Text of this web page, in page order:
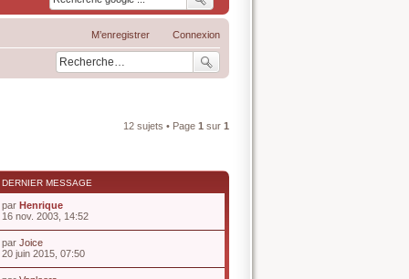
Connexion
M’enregistrer
12 sujets • Page 1 sur 1
DERNIER MESSAGE
par Henrique
V
l
e
16 nov. 2003, 14:52
par Joice
V
o
20 juin 2015, 07:50